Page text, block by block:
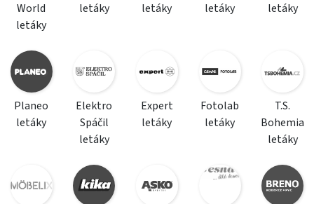
World
letáky
letáky
letáky
letáky
letáky
Planeo
letáky
Elektro
Spáčil
letáky
Expert
letáky
Fotolab
letáky
T.S.
Bohemia
letáky